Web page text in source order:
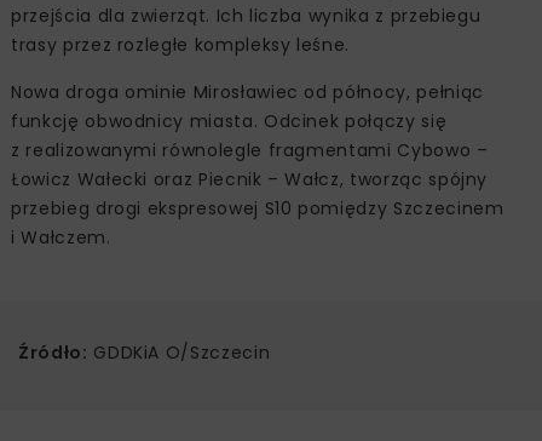
przejścia dla zwierząt. Ich liczba wynika z przebiegu
trasy przez rozległe kompleksy leśne.
Nowa droga ominie Mirosławiec od północy, pełniąc
funkcję obwodnicy miasta. Odcinek połączy się
z realizowanymi równolegle fragmentami Cybowo –
Łowicz Wałecki oraz Piecnik – Wałcz, tworząc spójny
przebieg drogi ekspresowej S10 pomiędzy Szczecinem
i Wałczem.
Źródło: GDDKiA O/Szczecin